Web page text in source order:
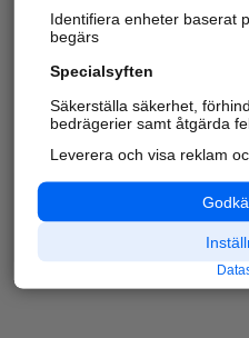
Identifiera enheter baserat
begärs
Specialsyften
Säkerställa säkerhet,
bedrägerier samt åtgärda
Leverera och visa reklam